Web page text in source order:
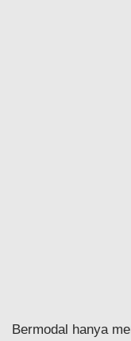
Bermodal hanya